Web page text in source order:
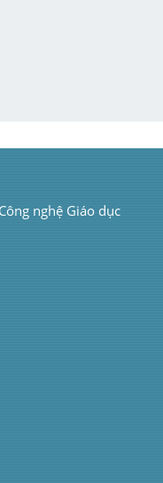
nghệ Giáo dục